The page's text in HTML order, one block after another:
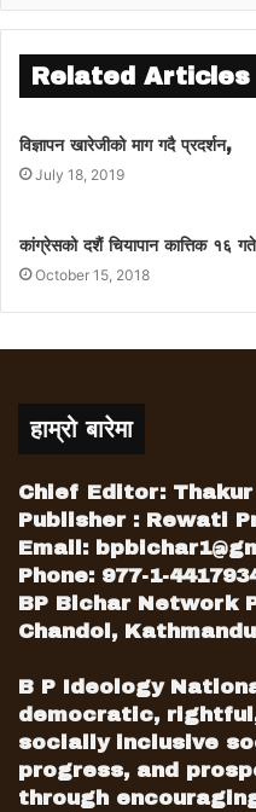
Related Articles
विज्ञापन खारेजीको माग गदै प्रदर्शन,
July 18, 2019
कांग्रेसको दशैं चियापान कात्तिक १६ गते
October 15, 2018
हाम्रो बारेमा
Chief Editor:
Publisher : Rewati
Email:
Phone: 977-1-
BP Bichar Network
Chandol,
B P Ideology
democratic,
socially inclusive
progress, and
through